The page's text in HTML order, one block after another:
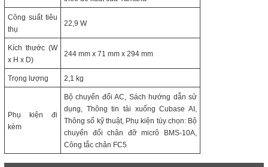
Công suất tiêu
thụ
22,9 W
Kích thước (W
x H x D)
244 mm x 71 mm x 294 mm
Trọng lượng 2,1 kg
Phụ kiện đi
kèm
Bộ chuyển đổi AC, Sách hướng dẫn sử
dụng, Thông tin tải xuống Cubase AI,
Thông số kỹ thuật, Phụ kiện tùy chọn: Bộ
chuyển đổi chân đỡ micrô BMS-10A,
Công tắc chân FC5